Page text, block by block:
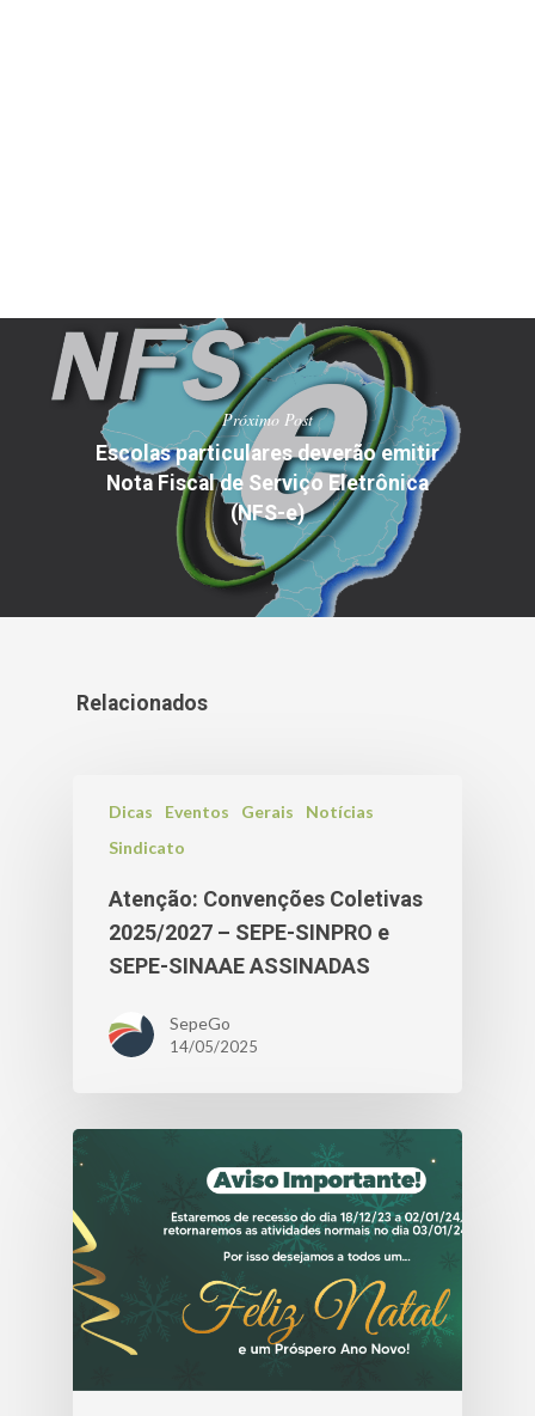
Próximo Post
Escolas particulares deverão emitir
Nota Fiscal de Serviço Eletrônica
(NFS-e)
Relacionados
Dicas Eventos Gerais
Notícias
Sindicato
Atenção: Convenções Coletivas
2025/2027 – SEPE-SINPRO e
SEPE-SINAAE ASSINADAS
SepeGo
14/05/2025